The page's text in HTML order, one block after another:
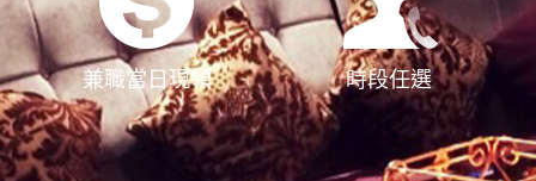
兼職當日現領 時段任選